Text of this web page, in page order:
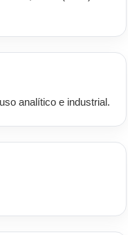
analítico e industrial.